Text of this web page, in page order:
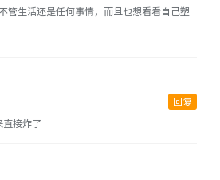
管生活还是任何事情，而且也想看看自己塑
回复
接炸了